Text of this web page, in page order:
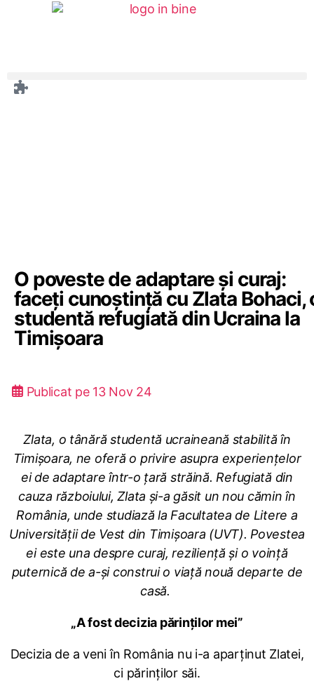
O poveste de adaptare și curaj:
faceți cunoștință cu Zlata Bohaci,
studentă refugiată din Ucraina la
Timișoara
Publicat pe 13 Nov 24
Zlata, o tânără studentă ucraineană stabilită în
Timișoara, ne oferă o privire asupra experiențelor
ei de adaptare într-o țară străină. Refugiată din
cauza războiului, Zlata și-a găsit un nou cămin în
România, unde studiază la Facultatea de Litere a
Universității de Vest din Timișoara (UVT). Povestea
ei este una despre curaj, reziliență și o voință
puternică de a-și construi o viață nouă departe de
casă.
„A fost decizia părinților mei”
Decizia de a veni în România nu i-a aparținut Zlatei,
ci părinților săi.